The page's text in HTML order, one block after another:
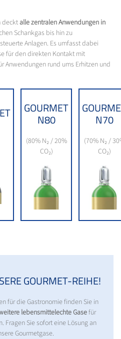
deckt alle zentralen Anwendungen in
Schankgas bis hin zu
Anlagen. Es umfasst dabei
für den direkten Kontakt mit
Anwendungen rund ums Erhitzen und
GOURMET
N80
(80% N₂ / 20%
CO₂)
N70
(70% N₂ /
CO₂)
GOURMET-REIHE!
für die Gastronomie finden Sie in
lebensmittelechte Gasefür
Fragen Sie sofort eine Lösung an
Gourmetgase.